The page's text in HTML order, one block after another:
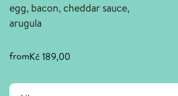
egg, bacon, cheddar sauce,
arugula
fromKč 189,00